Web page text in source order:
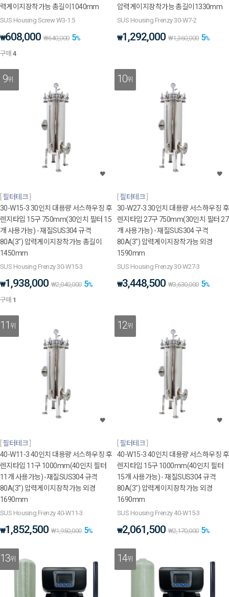
력게이지장착가능 총길이1040mm
SUS Housing Screw W3-1.5
₩608,000 ₩640,000 5%
구매4
압력게이지장착가능 총길이1330mm
SUS Housing Frenzy 30-W7-2
₩1,292,000 ₩1,360,000 5%
9위
필터테크
30-W15-3 30인치 대용량 서스하우징 후
렌지타입 15구 750mm(30인치 필터 15
개 사용가능) - 재질SUS304 규격
80A(3") 압력게이지장착가능 총길이
1450mm
SUS Housing Frenzy 30-W15-3
₩1,938,000 ₩2,040,000 5%
구매 1
10위
필터테크
30-W27-3 30인치 대용량 서스하우징 후
렌지타입 27구 750mm(30인치 필터 27
개 사용가능) - 재질SUS304 구격
80A(3") 압력게이지장착가능 외경
1590mm
SUS Housing Frenzy 30-W27-3
₩3,448,500 ₩3,630,000 5%
11위
필터테크
40-W11-3 40인치 대용량 서스하우징 후
렌지타입 11구 1000mm(40인치 필터
11개 사용가능) -재질SUS304 규격
80A(3") 압력게이지장착가능 외경
1690mm
SUS Housing Frenzy 40-W11-3
₩1,852,500 ₩1,950,000 5%
12위
필터테크
40-W15-3 40인치 대용량 서스하우징 후
렌지타입 15구 1000mm(40인치 필터
15개 사용가능) - 재질SUS304 규격
80A(3") 압력게이지장착가능 외경
1690mm
SUS Housing Frenzy 40-W15-3
₩2,061,500 ₩2,170,000 5%
13위 14위